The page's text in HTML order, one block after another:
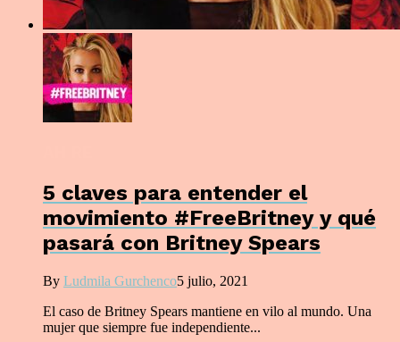
5 claves para entender el
movimiento #FreeBritney y qué
pasará con Britney Spears
By Ludmila Gurchenco5 julio, 2021
El caso de Britney Spears mantiene en vilo al mundo. Una
mujer que siempre fue independiente...